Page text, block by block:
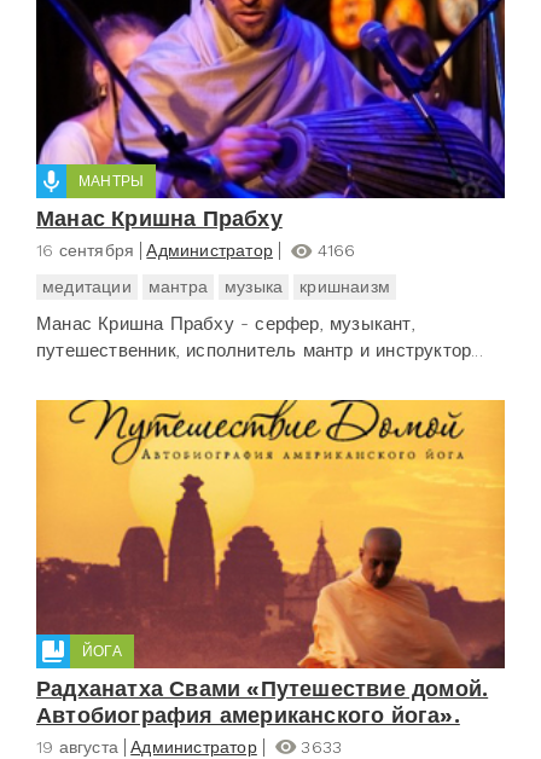
МАНТРЫ
Манас Кришна Прабху
16 сентября Администратор
4166
медитации
мантра музыка кришнаизм
Манас Кришна Прабху - серфер, музыкант,
путешественник, исполнитель мантр и инструктор...
ЙОГА
Радханатха Свами «Путешествие домой.
Автобиография американского йога».
19 августа Администратор
3633